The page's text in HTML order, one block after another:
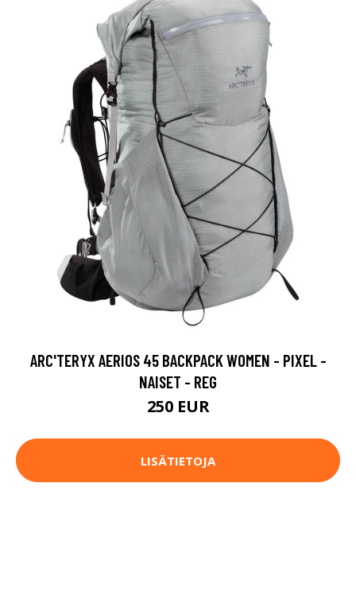
ARC'TERYX AERIOS 45 BACKPACK WOMEN - PIXEL -
NAISET - REG
250 EUR
LISÄTIETOJA